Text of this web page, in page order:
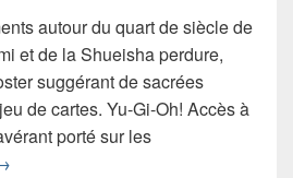
autour du quart de siècle de
et de la Shueisha perdure,
suggérant de sacrées
de cartes. Yu-Gi-Oh! Accès à
porté sur les
jeu de cartes Yu-Gi-Oh!